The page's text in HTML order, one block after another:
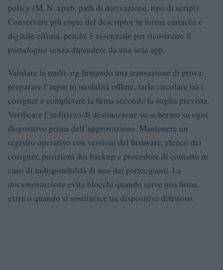
policy (M, N, xpub, path di derivazione, tipo di script).
Conservare più copie del descriptor in forma cartacea e
digitale cifrata, perché è essenziale per ricostruire il
portafoglio senza dipendere da una sola app.
Validare la multi-sig firmando una transazione di prova:
preparare l’input in modalità offline, farla circolare tra i
cosigner e completare la firma secondo la soglia prevista.
Verificare l’indirizzo di destinazione su-schermo su ogni
dispositivo prima dell’approvazione. Mantenere un
registro operativo con versioni del firmware, elenco dei
cosigner, posizioni dei backup e procedure di contatto in
caso di indisponibilità di uno dei partecipanti. La
documentazione evita blocchi quando serve una firma
extra o quando si sostituisce un dispositivo difettoso.